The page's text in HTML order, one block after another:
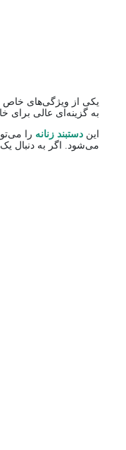
یکی از ویژگی‌های خاص
به گزینه‌ای عالی
ایندستبند زنانه را
می‌شود. اگر به دنبال